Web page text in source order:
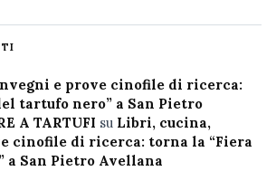
e prove cinofile di ricerca:
tartufo nero” a San Pietro
A TARTUFI su Libri, cucina,
cinofile di ricerca: torna la “Fiera
a San Pietro Avellana